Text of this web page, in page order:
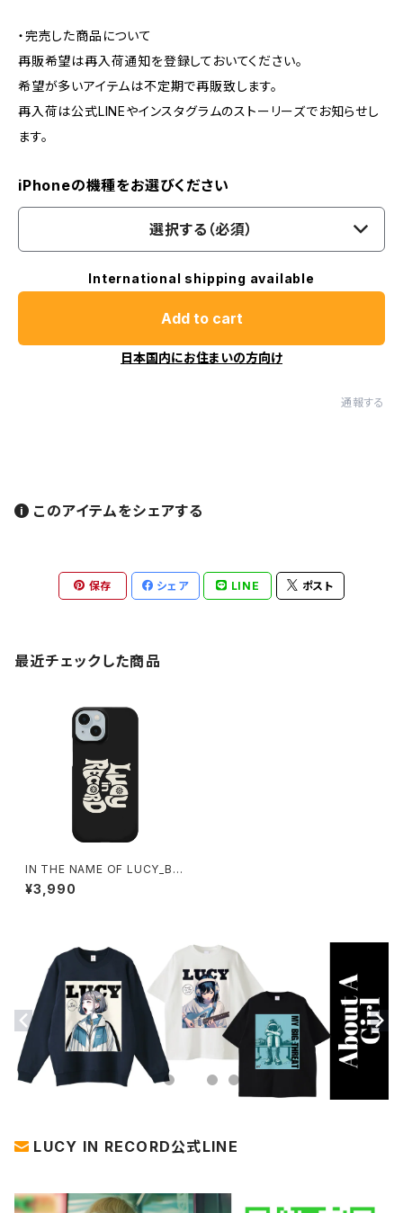
・完売した商品について
再販希望は再入荷通知を登録しておいてください。
希望が多いアイテムは不定期で再販致します。
再入荷は公式LINEやインスタグラムのストーリーズでお知らせし
ます。
iPhoneの機種をお選びください
選択する（必須）
International shipping available
Add to cart
日本国内にお住まいの方向け
通報する
このアイテムをシェアする
保存 シェア LINE ポスト
最近チェックした商品
IN THE NAME OF LUCY_Bla
ck Flag iPhoneケース 1020-
241126088
¥3,990
LUCY IN RECORD公式LINE